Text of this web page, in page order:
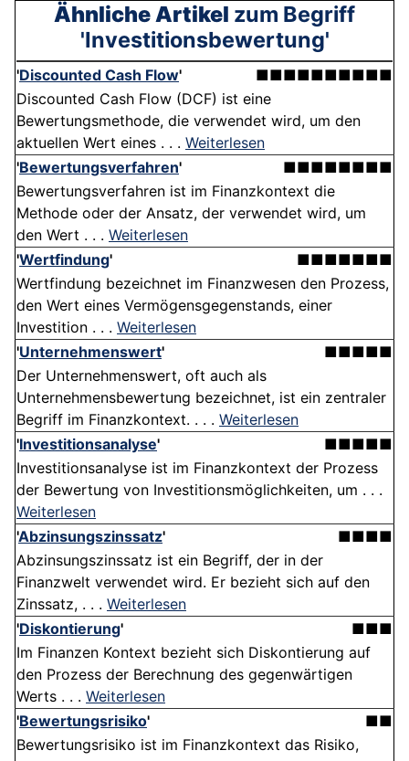
Ähnliche Artikel zum Begriff
'Investitionsbewertung'
'Discounted Cash Flow'
■■■■■■■■■■
Discounted Cash Flow (DCF) ist eine
Bewertungsmethode, die verwendet wird, um den
aktuellen Wert eines . . . Weiterlesen
'Bewertungsverfahren'
■■■■■■■■
Bewertungsverfahren ist im Finanzkontext die
Methode oder der Ansatz, der verwendet wird, um
den Wert . . . Weiterlesen
'Wertfindung'
■■■■■■■
Wertfindung bezeichnet im Finanzwesen den Prozess,
den Wert eines Vermögensgegenstands, einer
Investition . . . Weiterlesen
'Unternehmenswert'
■■■■■
Der Unternehmenswert, oft auch als
Unternehmensbewertung bezeichnet, ist ein zentraler
Begriff im Finanzkontext. . . . Weiterlesen
'Investitionsanalyse'
■■■■■
Investitionsanalyse ist im Finanzkontext der Prozess
der Bewertung von Investitionsmöglichkeiten, um . . .
Weiterlesen
'Abzinsungszinssatz'
■■■■
Abzinsungszinssatz ist ein Begriff, der in der
Finanzwelt verwendet wird. Er bezieht sich auf den
Zinssatz, . . . Weiterlesen
'Diskontierung'
■■■
Im Finanzen Kontext bezieht sich Diskontierung auf
den Prozess der Berechnung des gegenwärtigen
Werts . . . Weiterlesen
'Bewertungsrisiko'
■■
Bewertungsrisiko ist im Finanzkontext das Risiko,